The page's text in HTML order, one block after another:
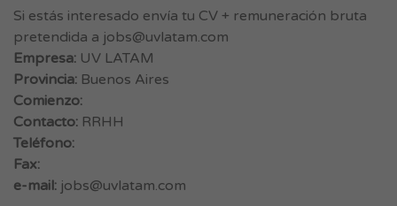
Si estás interesado envía tu CV + remuneración bruta
pretendida a jobs@uvlatam.com
Empresa: UV LATAM
Provincia: Buenos Aires
Comienzo:
Contacto: RRHH
Teléfono:
Fax:
e-mail: jobs@uvlatam.com